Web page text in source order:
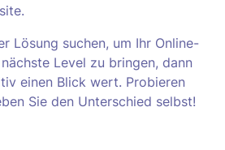
Lösung suchen, um Ihr Online-
Level zu bringen, dann
einen Blick wert. Probieren
Sie den Unterschied selbst!